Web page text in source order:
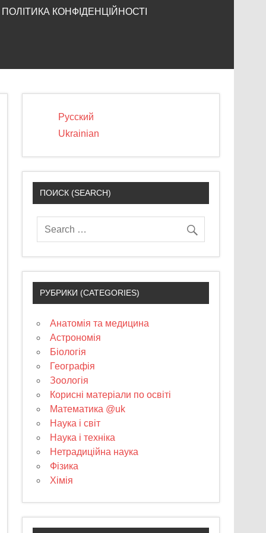
ПОЛІТИКА КОНФІДЕНЦІЙНОСТІ
Русский
Ukrainian
ПОИСК (SEARCH)
РУБРИКИ (CATEGORIES)
Анатомія та медицина
Астрономія
Біологія
Географія
Зоологія
Корисні матеріали по освіті
Математика @uk
Наука і світ
Наука і техніка
Нетрадиційна наука
Фізика
Хімія